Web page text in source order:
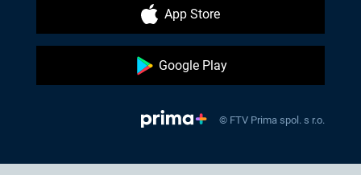
App Store
Google Play
© FTV Prima spol. s r.o.